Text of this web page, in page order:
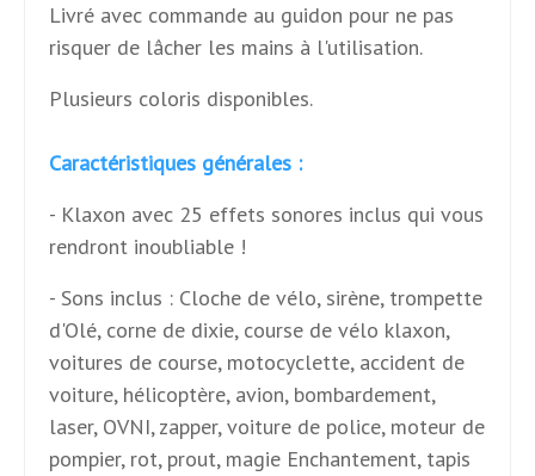
Livré avec commande au guidon pour ne pas
risquer de lâcher les mains à l'utilisation.
Plusieurs coloris disponibles.
Caractéristiques générales :
- Klaxon avec 25 effets sonores inclus qui vous
rendront inoubliable !
- Sons inclus : Cloche de vélo, sirène, trompette
d'Olé, corne de dixie, course de vélo klaxon,
voitures de course, motocyclette, accident de
voiture, hélicoptère, avion, bombardement,
laser, OVNI, zapper, voiture de police, moteur de
pompier, rot, prout, magie Enchantement, tapis